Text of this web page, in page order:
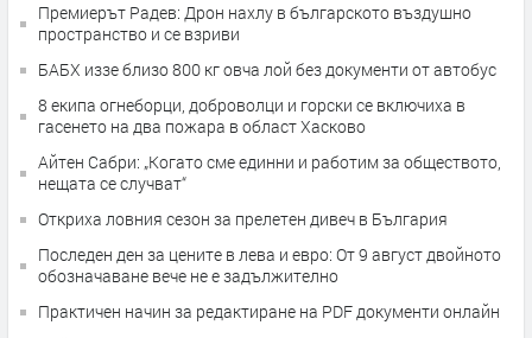
Премиерът Радев: Дрон нахлу в българското въздушно
пространство и се взриви
БАБХ иззе близо 800 кг овча лой без документи от автобус
8 екипа огнеборци, доброволци и горски се включиха в
гасенето на два пожара в област Хасково
Айтен Сабри: „Когато сме единни и работим за обществото,
нещата се случват“
Откриха ловния сезон за прелетен дивеч в България
Последен ден за цените в лева и евро: От 9 август двойното
обозначаване вече не е задължително
Практичен начин за редактиране на PDF документи онлайн